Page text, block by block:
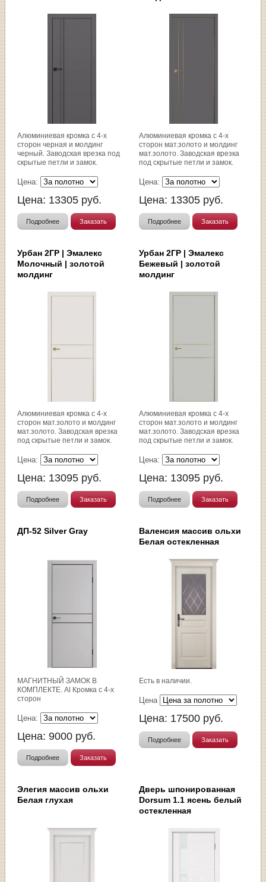
Алюминиевая кромка с 4-х
сторон черная и молдинг
черный. Заводская врезка под
скрытые петли и замок.
Цена:
Цена: 13305 руб.
Подробнее Заказать
Алюминиевая кромка с 4-х
сторон мат.золото и молдинг
мат.золото. Заводская врезка
под скрытые петли и замок.
Цена:
Цена: 13305 руб.
Подробнее Заказать
Урбан 2ГР | Эмалекс
Молочный | золотой
молдинг
Алюминиевая кромка с 4-х
сторон мат.золото и молдинг
мат.золото. Заводская врезка
под скрытые петли и замок.
Цена:
Цена: 13095 руб.
Подробнее Заказать
Урбан 2ГР | Эмалекс
Бежевый | золотой
молдинг
Алюминиевая кромка с 4-х
сторон мат.золото и молдинг
мат.золото. Заводская врезка
под скрытые петли и замок.
Цена:
Цена: 13095 руб.
Подробнее Заказать
ДП-52 Silver Gray
МАГНИТНЫЙ ЗАМОК В
КОМПЛЕКТЕ. Al Кромка с 4-х
сторон
Цена:
Цена:9000 руб.
Подробнее Заказать
Валенсия массив ольхи
Белая остекленная
Есть в наличии.
Цена
Цена: 17500 руб.
Подробнее Заказать
Элегия массив ольхи
Белая глухая
Дверь шпонированная
Dorsum 1.1 ясень белый
остекленная